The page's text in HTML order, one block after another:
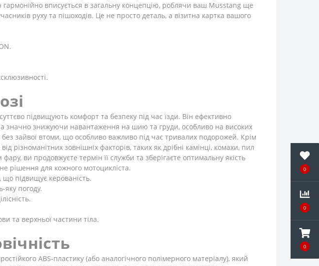
0
0
0
вписується в загальну концепцію, роблячи ваш Musstang ще
руху та пішоходів. Це не просто деталь, а візитна картка вашого
підвищують комфорт та безпеку під час їзди. Він ефективно
значно знижуючи навантаження на шию та груди, особливо на високих
зайвої втоми, що особливо важливо під час тривалих подорожей. Крім
різноманітних зовнішніх факторів, таких як дрібні камінці, комахи, пил
ви продовжуєте термін її служби та зберігаєте оптимальну якість
рішення для кожного мотоцикліста.
підвищує керованість.
яку погоду.
та верхньої частини тіла.
ABS-пластику (або аналогічного полімерного матеріалу), який